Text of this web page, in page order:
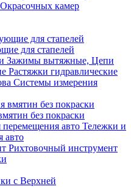
камер
для стапелей
Зажимы вытяжные, Цепи
Растяжки гидравлические
Системы измерения
без покраски
Тележки и
авто
Рихтовочный инструмент